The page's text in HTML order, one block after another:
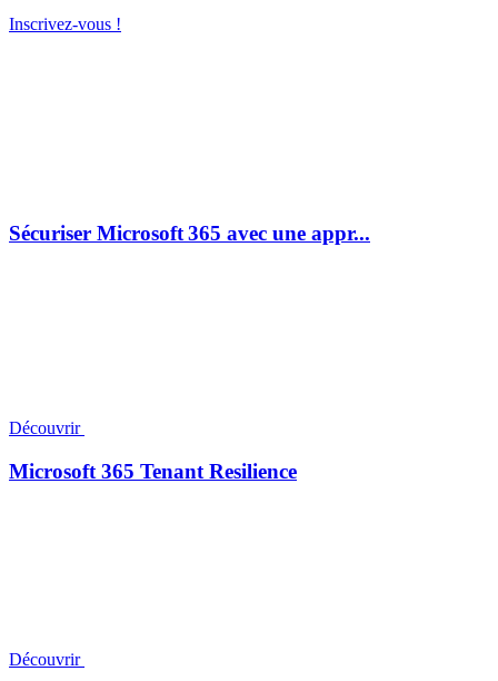
Inscrivez-vous !
Sécuriser Microsoft 365 avec une appr...
Découvrir
Microsoft 365 Tenant Resilience
Découvrir